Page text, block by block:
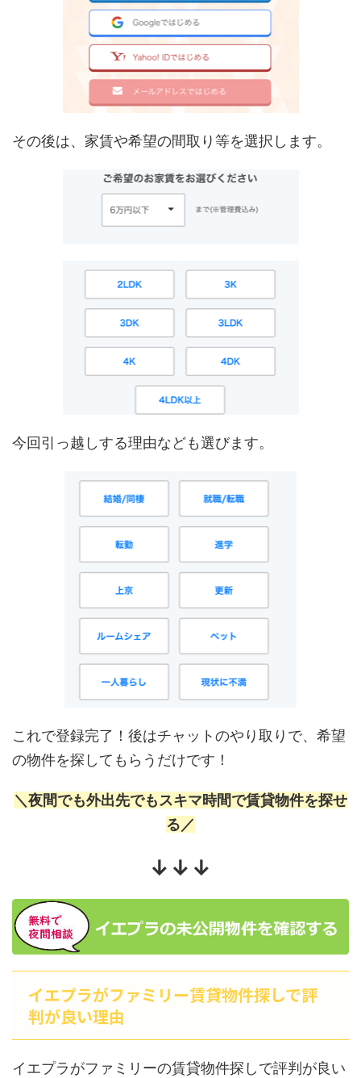
その後は、家賃や希望の間取り等を選択します。
今回引っ越しする理由なども選びます。
これで登録完了！後はチャットのやり取りで、希望
の物件を探してもらうだけです！
＼夜間でも外出先でもスキマ時間で賃貸物件を探せ
る／
↓↓↓
イエプラがファミリー賃貸物件探しで評
判が良い理由
イエプラがファミリーの賃貸物件探しで評判が良い